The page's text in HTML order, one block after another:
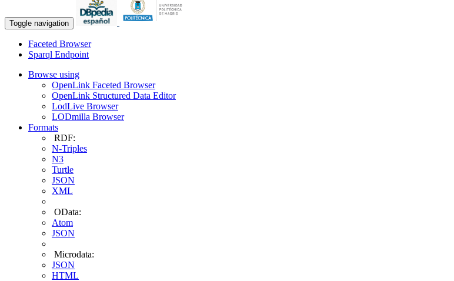
Toggle navigation
Faceted Browser
Sparql Endpoint
Browse using
OpenLink Faceted Browser
OpenLink Structured Data Editor
LodLive Browser
LODmilla Browser
Formats
RDF:
N-Triples
N3
Turtle
JSON
XML
OData:
Atom
JSON
Microdata:
JSON
HTML